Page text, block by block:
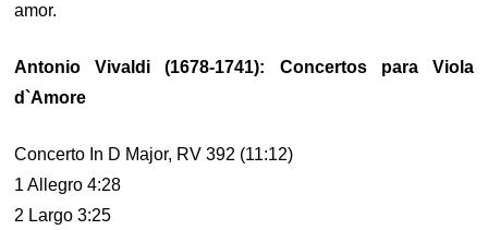
amor.
Antonio Vivaldi (1678-1741): Concertos para Viola
d`Amore
Concerto In D Major, RV 392 (11:12)
1 Allegro 4:28
2 Largo 3:25